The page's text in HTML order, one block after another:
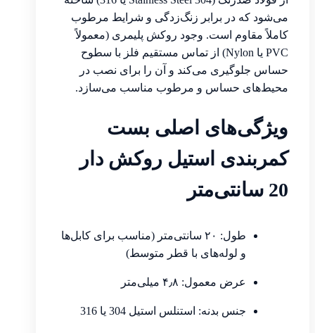
می‌شود که در برابر زنگ‌زدگی و شرایط مرطوب
کاملاً مقاوم است. وجود روکش پلیمری (معمولاً
PVC یا Nylon) از تماس مستقیم فلز با سطوح
حساس جلوگیری می‌کند و آن را برای نصب در
محیط‌های حساس و مرطوب مناسب می‌سازد.
ویژگی‌های اصلی بست
کمربندی استیل روکش دار
20 سانتی‌متر
طول: ۲۰ سانتی‌متر (مناسب برای کابل‌ها
و لوله‌های با قطر متوسط)
عرض معمول: ۴٫۸ میلی‌متر
جنس بدنه: استنلس استیل 304 یا 316